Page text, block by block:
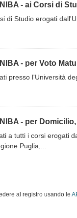
- ai Corsi di
di Studio erogati
- per Voto
presso l'Università
- per
a tutti i corsi erogati
Puglia,...
al registro usando le